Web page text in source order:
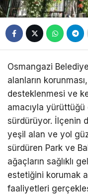
Osmangazi
alanların
desteklenmesi ve
amacıyla yürüttüğü
sürdürüyor. İlçenin
yeşil alan ve yol
sürdüren Park ve
ağaçların sağlıklı
estetiğini korumak
faaliyetleri